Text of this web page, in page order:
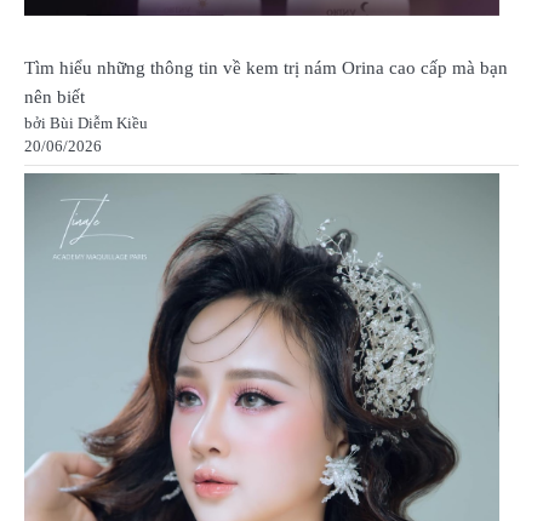
Tìm hiểu những thông tin về kem trị nám Orina cao cấp mà bạn
nên biết
bởi Bùi Diễm Kiều
20/06/2026